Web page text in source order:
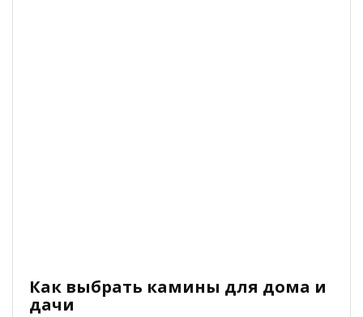
Как выбрать камины для дома и
дачи